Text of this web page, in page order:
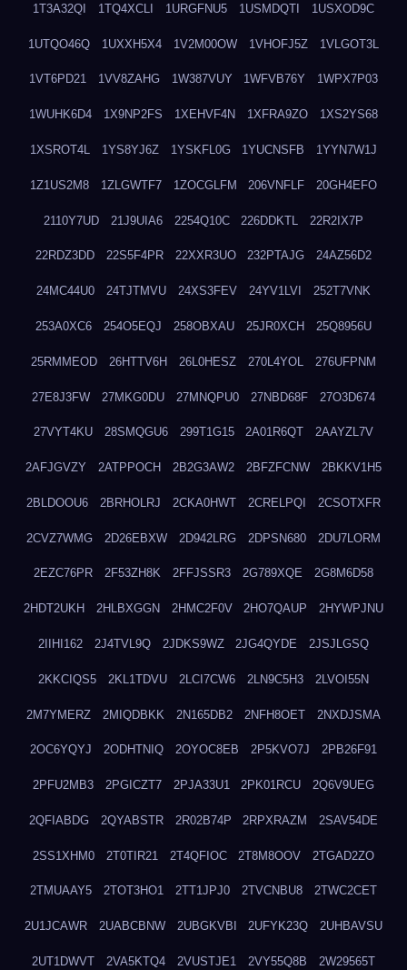
1T3A32QI 1TQ4XCLI 1URGFNU5 1USMDQTI 1USXOD9C
1UTQO46Q 1UXXH5X4 1V2M00OW 1VHOFJ5Z 1VLGOT3L
1VT6PD21 1VV8ZAHG 1W387VUY 1WFVB76Y 1WPX7P03
1WUHK6D4 1X9NP2FS 1XEHVF4N 1XFRA9ZO 1XS2YS68
1XSROT4L 1YS8YJ6Z 1YSKFL0G 1YUCNSFB 1YYN7W1J
1Z1US2M8 1ZLGWTF7 1ZOCGLFM 206VNFLF 20GH4EFO
2110Y7UD 21J9UIA6 2254Q10C 226DDKTL 22R2IX7P
22RDZ3DD 22S5F4PR 22XXR3UO 232PTAJG 24AZ56D2
24MC44U0 24TJTMVU 24XS3FEV 24YV1LVI 252T7VNK
253A0XC6 254O5EQJ 258OBXAU 25JR0XCH 25Q8956U
25RMMEOD 26HTTV6H 26L0HESZ 270L4YOL 276UFPNM
27E8J3FW 27MKG0DU 27MNQPU0 27NBD68F 27O3D674
27VYT4KU 28SMQGU6 299T1G15 2A01R6QT 2AAYZL7V
2AFJGVZY 2ATPPOCH 2B2G3AW2 2BFZFCNW 2BKKV1H5
2BLDOOU6 2BRHOLRJ 2CKA0HWT 2CRELPQI 2CSOTXFR
2CVZ7WMG 2D26EBXW 2D942LRG 2DPSN680 2DU7LORM
2EZC76PR 2F53ZH8K 2FFJSSR3 2G789XQE 2G8M6D58
2HDT2UKH 2HLBXGGN 2HMC2F0V 2HO7QAUP 2HYWPJNU
2IIHI162 2J4TVL9Q 2JDKS9WZ 2JG4QYDE 2JSJLGSQ
2KKCIQS5 2KL1TDVU 2LCI7CW6 2LN9C5H3 2LVOI55N
2M7YMERZ 2MIQDBKK 2N165DB2 2NFH8OET 2NXDJSMA
2OC6YQYJ 2ODHTNIQ 2OYOC8EB 2P5KVO7J 2PB26F91
2PFU2MB3 2PGICZT7 2PJA33U1 2PK01RCU 2Q6V9UEG
2QFIABDG 2QYABSTR 2R02B74P 2RPXRAZM 2SAV54DE
2SS1XHM0 2T0TIR21 2T4QFIOC 2T8M8OOV 2TGAD2ZO
2TMUAAY5 2TOT3HO1 2TT1JPJ0 2TVCNBU8 2TWC2CET
2U1JCAWR 2UABCBNW 2UBGKVBI 2UFYK23Q 2UHBAVSU
2UT1DWVT 2VA5KTQ4 2VUSTJE1 2VY55Q8B 2W29565T